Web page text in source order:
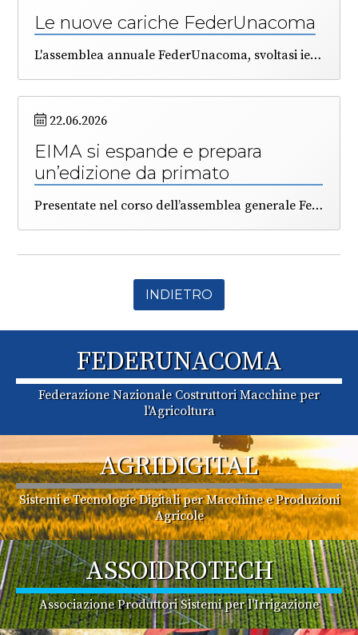
Le nuove cariche FederUnacoma
L'assemblea annuale FederUnacoma, svoltasi ieri pomeriggio a Varignana (BO), ha avuto all’ordine del giorno anche l’elezione di una parte degli Organi di rappresentanza.
22.06.2026
EIMA si espande e prepara
un’edizione da primato
Presentate nel corso dell’assemblea generale FederUnacoma le novità circa la grande kermesse della meccanica agricola, che si terrà a Bologna da martedì 10 a sabato 14 novembre. A livelli record le richieste di partecipazione, e molto alta la qualità degli allestimenti. Sfruttata per la prima volta l’Area Maserati che espande il perimetro del quartiere fieristico. Stimati in più di 60 mila i modelli di macchine e tecnologie in esposizione. Il direttore generale Simona Rapastella: “in EIMA converge molto del lavoro tecnico, economico e di relazioni realizzato dalla Federazione, e finalizzato alla cooperazione fra i Paesi”.
INDIETRO
FEDERUNACOMA
Federazione Nazionale Costruttori Macchine per
l'Agricoltura
AGRIDIGITAL
Sistemi e Tecnologie Digitali per Macchine e Produzioni
Agricole
ASSOIDROTECH
Associazione Produttori Sistemi per l'Irrigazione